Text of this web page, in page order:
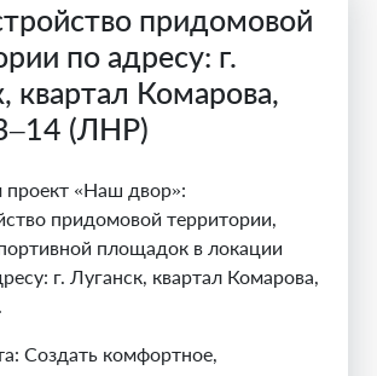
придомовой
по адресу: г.
квартал Комарова,
(ЛНР)
проект «Наш двор»:
придомовой территории,
площадок в локации
: г. Луганск, квартал Комарова,
Создать комфортное,